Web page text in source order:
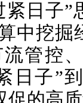
紧日子
中挖掘
管控
日子”